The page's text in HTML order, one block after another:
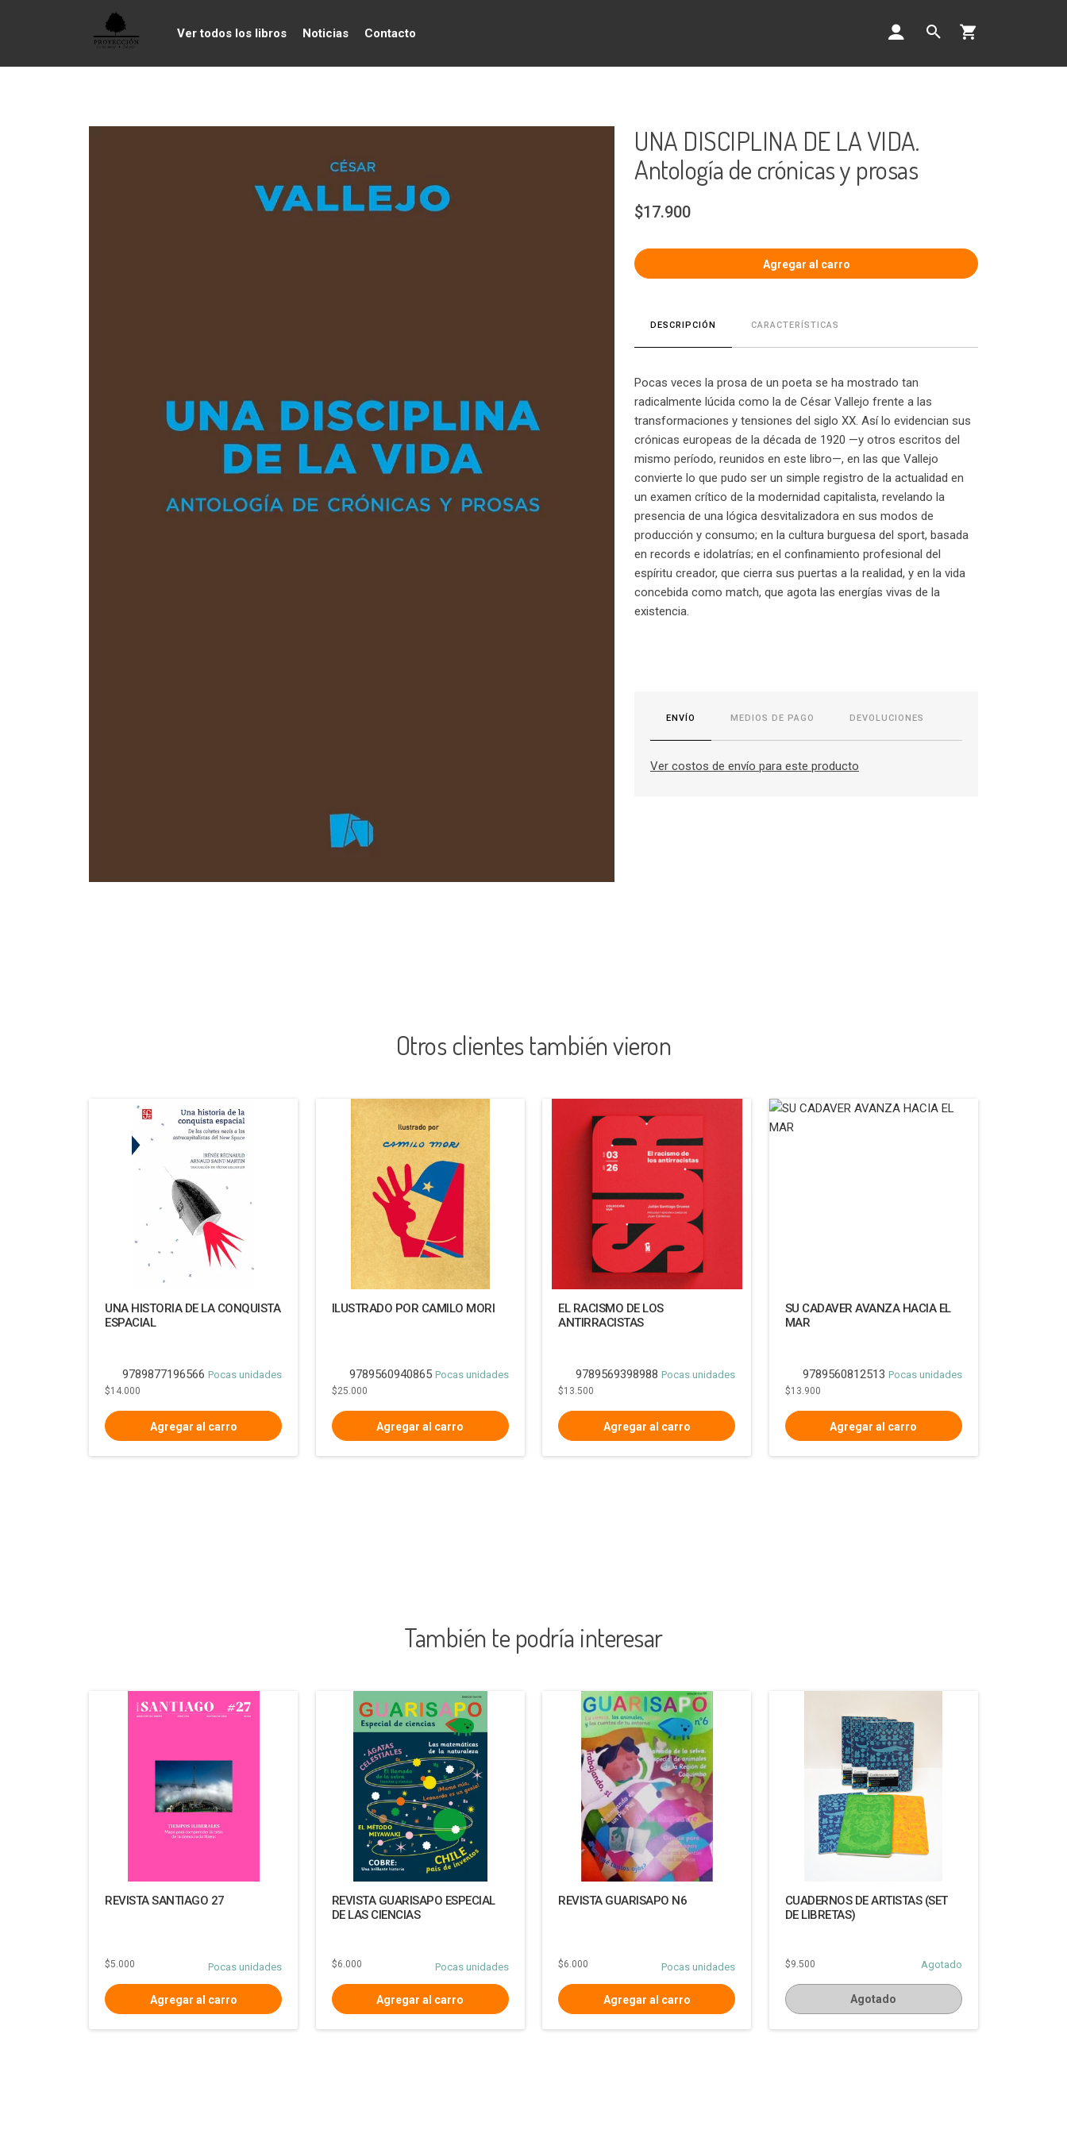
Ver todos los libros Noticias Contacto
UNA DISCIPLINA DE LA VIDA.
Antología de crónicas y prosas
$17.900
DESCRIPCIÓN CARACTERÍSTICAS
Pocas veces la prosa de un poeta se ha mostrado tan
radicalmente lúcida como la de César Vallejo frente a las
transformaciones y tensiones del siglo XX. Así lo evidencian sus
crónicas europeas de la década de 1920 —y otros escritos del
mismo período, reunidos en este libro—, en las que Vallejo
convierte lo que pudo ser un simple registro de la actualidad en
un examen crítico de la modernidad capitalista, revelando la
presencia de una lógica desvitalizadora en sus modos de
producción y consumo; en la cultura burguesa del sport, basada
en records e idolatrías; en el confinamiento profesional del
espíritu creador, que cierra sus puertas a la realidad, y en la vida
concebida como match, que agota las energías vivas de la
existencia.
ENVÍO MEDIOS DE PAGO DEVOLUCIONES
Ver costos de envío para este producto
Otros clientes también vieron
UNA HISTORIA DE LA CONQUISTA
ESPACIAL
9789877196566 Pocas unidades
$14.000
ILUSTRADO POR CAMILO MORI
9789560940865 Pocas unidades
$25.000
EL RACISMO DE LOS
ANTIRRACISTAS
9789569398988 Pocas unidades
$13.500
SU CADAVER AVANZA HACIA EL
MAR
9789560812513 Pocas unidades
$13.900
También te podría interesar
REVISTA SANTIAGO 27
Pocas unidades
$5.000
REVISTA GUARISAPO ESPECIAL
DE LAS CIENCIAS
Pocas unidades
$6.000
REVISTA GUARISAPO N6
Pocas unidades
$6.000
CUADERNOS DE ARTISTAS (SET
DE LIBRETAS)
Agotado
$9.500
Agotado